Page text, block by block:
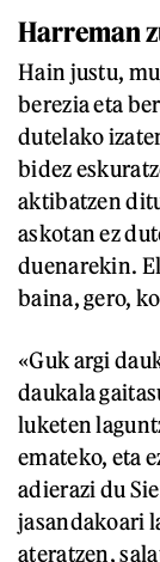
Harreman
Hain justu,
berezia eta
dutelako
bidez
aktibatzen
askotan ez
duenarekin.
baina, gero,
«Guk argi
daukala
luketen
emateko, eta
adierazi du
jasandakoari
ateratzen,